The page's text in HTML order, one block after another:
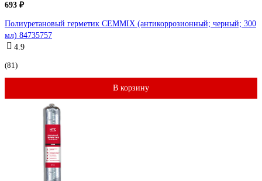
693 ₽
Полиуретановый герметик CEMMIX (антикоррозионный; черный; 300
мл) 84735757
4.9
(81)
В корзину